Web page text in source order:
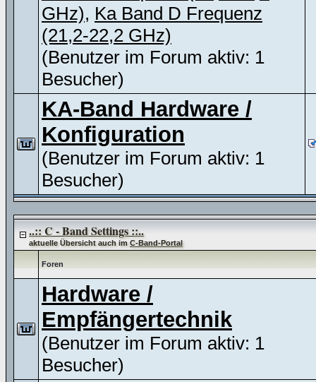
GHz), Ka Band D Frequenz
(21,2-22,2 GHz)
(Benutzer im Forum aktiv: 1
Besucher)
KA-Band Hardware /
Konfiguration
(Benutzer im Forum aktiv: 1
Besucher)
..:: C - Band Settings ::..
aktuelle Übersicht auch imC-Band-Portal
Foren
Hardware /
Empfängertechnik
(Benutzer im Forum aktiv: 1
Besucher)